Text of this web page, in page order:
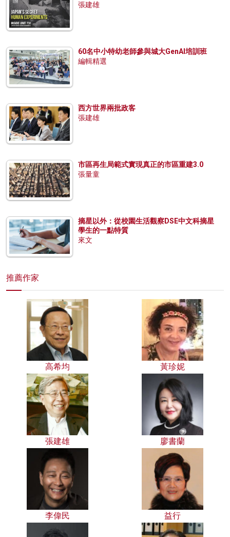
張建雄
60名中小特幼老師參與城大GenAI培訓班
編輯精選
西方世界兩批政客
張建雄
市區再生局範式實現真正的市區重建3.0
張量童
摘星以外：從校園生活觀察DSE中文科摘星
學生的一點特質
來文
推薦作家
高希均 黃珍妮
張建雄 廖書蘭
李偉民 益行